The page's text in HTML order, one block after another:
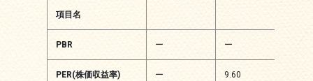
項目名
PBR ー ー
PER(株価収益率) ー 9.60